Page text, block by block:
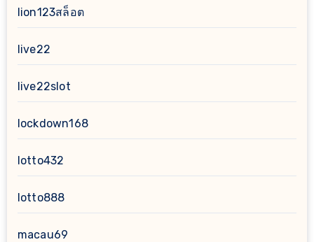
lion123สล็อต
live22
live22slot
lockdown168
lotto432
lotto888
macau69